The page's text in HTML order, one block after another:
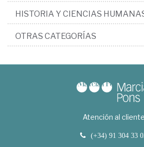
HISTORIA Y CIENCIAS
OTRAS CATEGORÍAS
Atención al cliente
(+34) 91 304 33